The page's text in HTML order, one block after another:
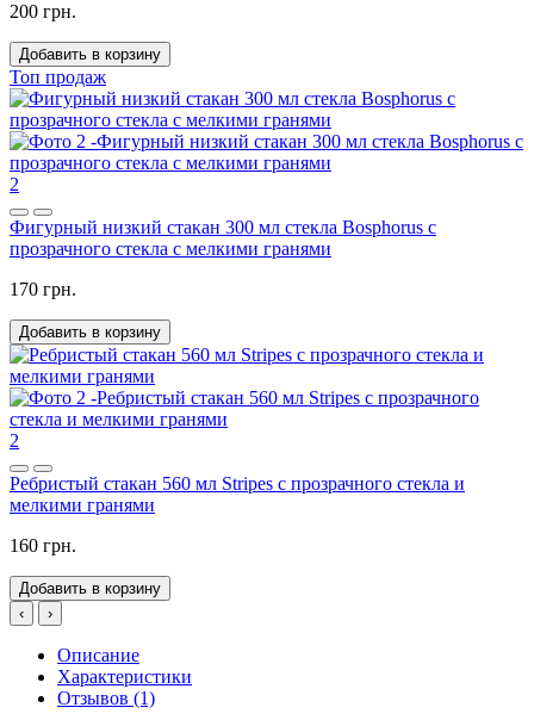
200 грн.
Добавить в корзину
Топ продаж
2
Фигурный низкий стакан 300 мл стекла Bosphorus с
прозрачного стекла с мелкими гранями
170 грн.
Добавить в корзину
2
Ребристый стакан 560 мл Stripes с прозрачного стекла и
мелкими гранями
160 грн.
Добавить в корзину
‹
›
Описание
Характеристики
Отзывов (1)